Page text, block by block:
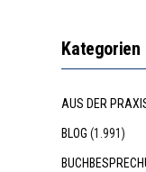
Kategorien
AUS DER
BLOG (1.991)